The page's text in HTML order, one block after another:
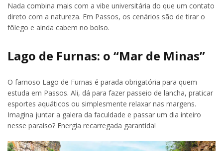
Nada combina mais com a vibe universitária do que um contato
direto com a natureza. Em Passos, os cenários são de tirar o
fôlego e ainda cabem no bolso.
Lago de Furnas: o “Mar de Minas”
O famoso Lago de Furnas é parada obrigatória para quem
estuda em Passos. Ali, dá para fazer passeio de lancha, praticar
esportes aquáticos ou simplesmente relaxar nas margens.
Imagina juntar a galera da faculdade e passar um dia inteiro
nesse paraíso? Energia recarregada garantida!